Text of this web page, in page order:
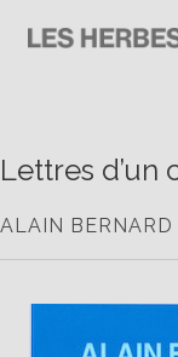
contenu
Lettres d’un
ALAIN